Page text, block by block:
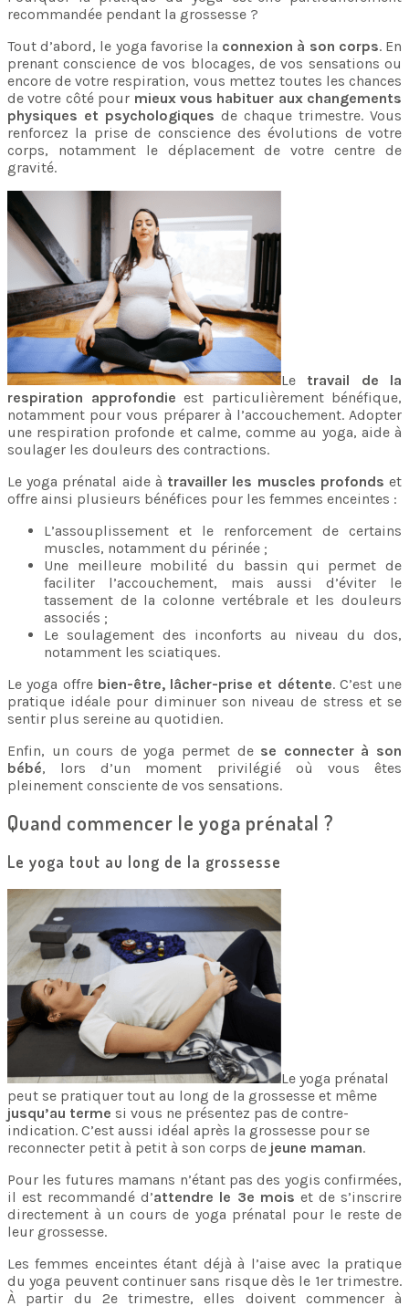
recommandée pendant la grossesse ?
Tout d’abord, le yoga favorise la connexion à son corps. En
prenant conscience de vos blocages, de vos sensations ou
encore de votre respiration, vous mettez toutes les chances
de votre côté pour mieux vous habituer aux changements
physiques et psychologiques de chaque trimestre. Vous
renforcez la prise de conscience des évolutions de votre
corps, notamment le déplacement de votre centre de
gravité.
Le travail de la
respiration approfondie est particulièrement bénéfique,
notamment pour vous préparer à l’accouchement. Adopter
une respiration profonde et calme, comme au yoga, aide à
soulager les douleurs des contractions.
Le yoga prénatal aide à travailler les muscles profondset
offre ainsi plusieurs bénéfices pour les femmes enceintes :
L’assouplissement et le renforcement de certains
muscles, notamment du périnée ;
Une meilleure mobilité du bassin qui permet de
faciliter l’accouchement, mais aussi d’éviter le
tassement de la colonne vertébrale et les douleurs
associés ;
Le soulagement des inconforts au niveau du dos,
notamment les sciatiques.
Le yoga offre bien-être, lâcher-prise et détente. C’est une
pratique idéale pour diminuer son niveau de stress et se
sentir plus sereine au quotidien.
Enfin, un cours de yoga permet de se connecter à son
bébé, lors d’un moment privilégié où vous êtes
pleinement consciente de vos sensations.
Quand commencer le yoga prénatal ?
Le yoga tout au long de la grossesse
Le yoga prénatal
peut se pratiquer tout au long de la grossesse et même
jusqu’au terme si vous ne présentez pas de contre-
indication. C’est aussi idéal après la grossesse pour se
reconnecter petit à petit à son corps de jeune maman.
Pour les futures mamans n’étant pas des yogis confirmées,
il est recommandé d’attendre le 3e mois et de s’inscrire
directement à un cours de yoga prénatal pour le reste de
leur grossesse.
Les femmes enceintes étant déjà à l’aise avec la pratique
du yoga peuvent continuer sans risque dès le 1er trimestre.
À partir du 2e trimestre, elles doivent commencer à